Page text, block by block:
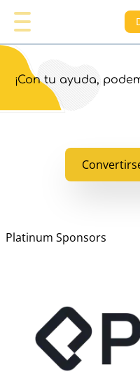
¡Con tu ayuda,
Platinum Sponsors